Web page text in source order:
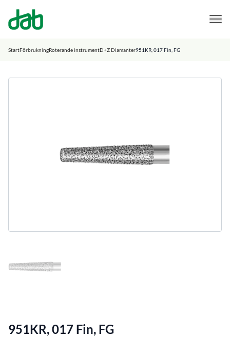
DAB Dental
StartFörbrukningRoterande instrumentD+Z Diamanter951KR, 017 Fin, FG
951KR, 017 Fin, FG